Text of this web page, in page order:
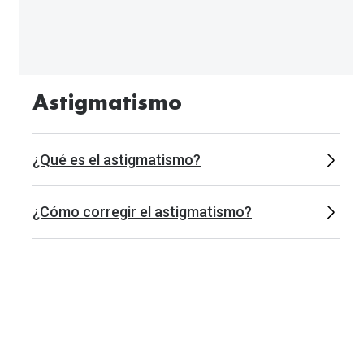
Astigmatismo
¿Qué es el astigmatismo?
¿Cómo corregir el astigmatismo?